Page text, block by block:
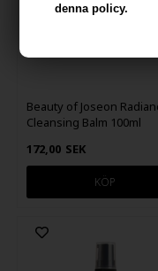
denna policy.
Beauty of Joseon
Cleansing Balm 100ml
172,00 SEK